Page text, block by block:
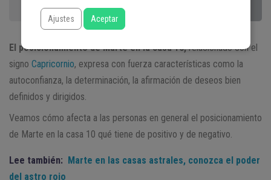
El posicionamiento de Marte en la casa 10,relacionado con el
signo Capricornio, expresa con fuerza características como la
autoconfianza, la determinación, la afirmación de deseos bien
definidos y dirigidos.
Veamos cómo afecta a las personas en general el posicionamiento
de Marte en la casa 10 qué tiene de positivo y de negativo.
Lee también: Marte en las casas astrales, conozca el poder
del astro rojo
Ajustes Aceptar